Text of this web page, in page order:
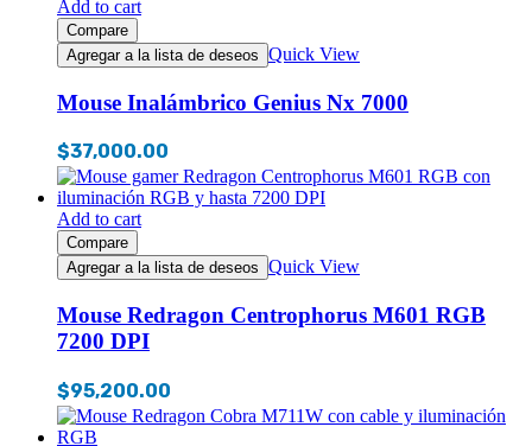
Add to cart
Compare
Agregar a la lista de deseos Quick View
Mouse Inalámbrico Genius Nx 7000
$37,000.00
Add to cart
Compare
Agregar a la lista de deseos Quick View
Mouse Redragon Centrophorus M601 RGB
7200 DPI
$95,200.00